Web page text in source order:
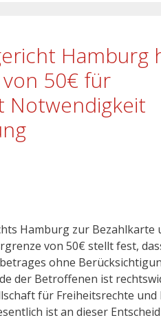
Hamburg
50€ für
Notwendigkeit
Hamburg zur Bezahlkarte
von 50€ stellt fest,
ohne
der Betroffenen ist
für Freiheitsrechte und
ist an dieser